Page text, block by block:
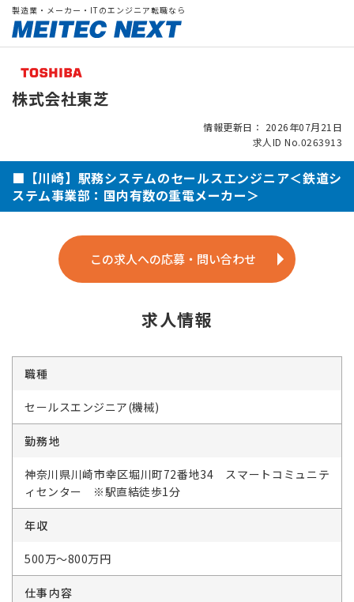
製造業・メーカー・ITのエンジニア転職なら
株式会社東芝
情報更新日： 2026年07月21日
求人ID No.0263913
■【川崎】駅務システムのセールスエンジニア＜鉄道シ
ステム事業部：国内有数の重電メーカー＞
この求人への応募・問い合わせ
求人情報
職種
セールスエンジニア(機械)
勤務地
神奈川県川崎市幸区堀川町72番地34 スマートコミュニテ
ィセンター ※駅直結徒歩1分
年収
500万～800万円
仕事内容